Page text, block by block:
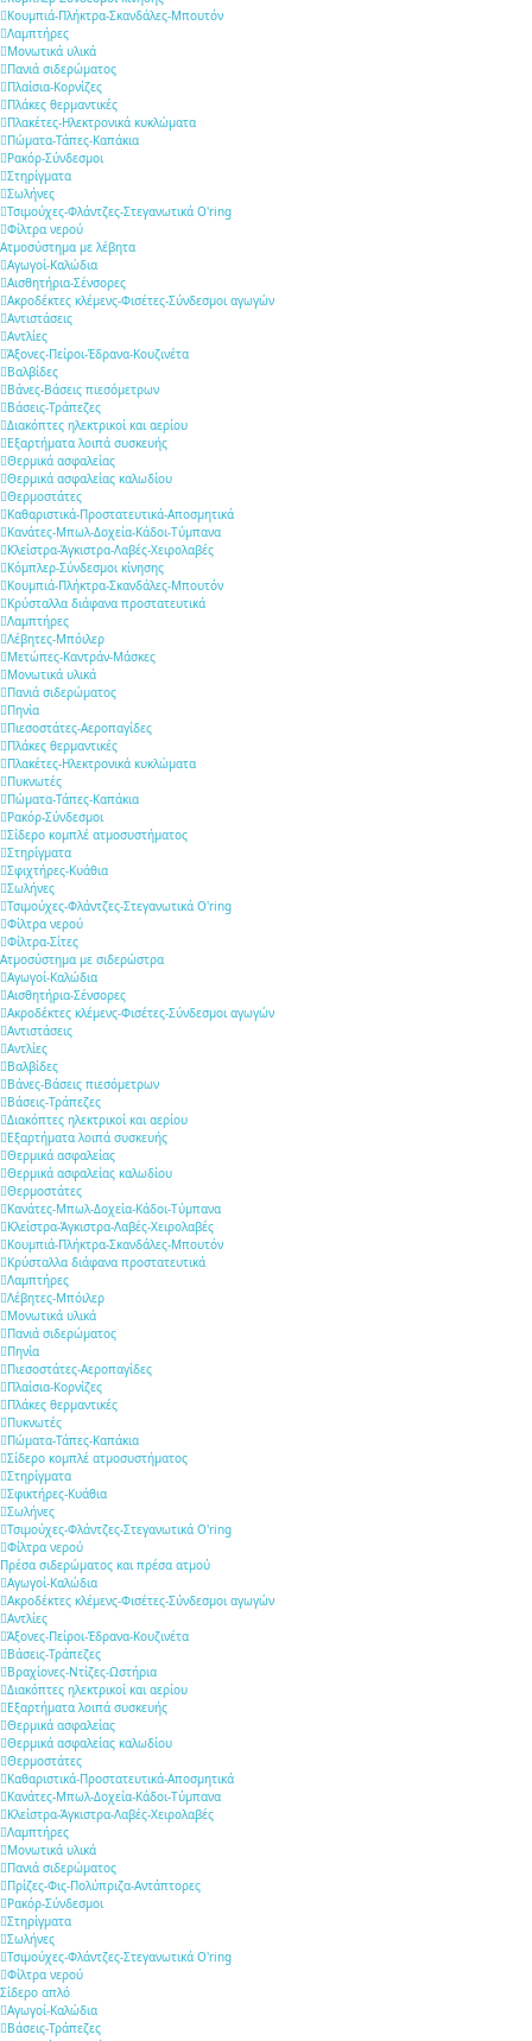
Κουμπιά-Πλήκτρα-Σκανδάλες-Μπουτόν
Λαμπτήρες
Μονωτικά υλικά
Πανιά σιδερώματος
Πλαίσια-Κορνίζες
Πλάκες θερμαντικές
Πλακέτες-Ηλεκτρονικά κυκλώματα
Πώματα-Τάπες-Καπάκια
Ρακόρ-Σύνδεσμοι
Στηρίγματα
Σωλήνες
Τσιμούχες-Φλάντζες-Στεγανωτικά O'ring
Φίλτρα νερού
Ατμοσύστημα με λέβητα
Αγωγοί-Καλώδια
Αισθητήρια-Σένσορες
Ακροδέκτες κλέμενς-Φισέτες-Σύνδεσμοι αγωγών
Αντιστάσεις
Αντλίες
Άξονες-Πείροι-Έδρανα-Κουζινέτα
Βαλβίδες
Βάνες-Βάσεις πιεσόμετρων
Βάσεις-Τράπεζες
Διακόπτες ηλεκτρικοί και αερίου
Εξαρτήματα λοιπά συσκευής
Θερμικά ασφαλείας
Θερμικά ασφαλείας καλωδίου
Θερμοστάτες
Καθαριστικά-Προστατευτικά-Αποσμητικά
Κανάτες-Μπωλ-Δοχεία-Κάδοι-Τύμπανα
Κλείστρα-Άγκιστρα-Λαβές-Χειρολαβές
Κόμπλερ-Σύνδεσμοι κίνησης
Κουμπιά-Πλήκτρα-Σκανδάλες-Μπουτόν
Κρύσταλλα διάφανα προστατευτικά
Λαμπτήρες
Λέβητες-Μπόιλερ
Μετώπες-Καντράν-Μάσκες
Μονωτικά υλικά
Πανιά σιδερώματος
Πηνία
Πιεσοστάτες-Αεροπαγίδες
Πλάκες θερμαντικές
Πλακέτες-Ηλεκτρονικά κυκλώματα
Πυκνωτές
Πώματα-Τάπες-Καπάκια
Ρακόρ-Σύνδεσμοι
Σίδερο κομπλέ ατμοσυστήματος
Στηρίγματα
Σφιχτήρες-Κυάθια
Σωλήνες
Τσιμούχες-Φλάντζες-Στεγανωτικά O'ring
Φίλτρα νερού
Φίλτρα-Σίτες
Ατμοσύστημα με σιδερώστρα
Αγωγοί-Καλώδια
Αισθητήρια-Σένσορες
Ακροδέκτες κλέμενς-Φισέτες-Σύνδεσμοι αγωγών
Αντιστάσεις
Αντλίες
Βαλβίδες
Βάνες-Βάσεις πιεσόμετρων
Βάσεις-Τράπεζες
Διακόπτες ηλεκτρικοί και αερίου
Εξαρτήματα λοιπά συσκευής
Θερμικά ασφαλείας
Θερμικά ασφαλείας καλωδίου
Θερμοστάτες
Κανάτες-Μπωλ-Δοχεία-Κάδοι-Τύμπανα
Κλείστρα-Άγκιστρα-Λαβές-Χειρολαβές
Κουμπιά-Πλήκτρα-Σκανδάλες-Μπουτόν
Κρύσταλλα διάφανα προστατευτικά
Λαμπτήρες
Λέβητες-Μπόιλερ
Μονωτικά υλικά
Πανιά σιδερώματος
Πηνία
Πιεσοστάτες-Αεροπαγίδες
Πλαίσια-Κορνίζες
Πλάκες θερμαντικές
Πυκνωτές
Πώματα-Τάπες-Καπάκια
Σίδερο κομπλέ ατμοσυστήματος
Στηρίγματα
Σφικτήρες-Κυάθια
Σωλήνες
Τσιμούχες-Φλάντζες-Στεγανωτικά O'ring
Φίλτρα νερού
Πρέσα σιδερώματος και πρέσα ατμού
Αγωγοί-Καλώδια
Ακροδέκτες κλέμενς-Φισέτες-Σύνδεσμοι αγωγών
Αντλίες
Άξονες-Πείροι-Έδρανα-Κουζινέτα
Βάσεις-Τράπεζες
Βραχίονες-Ντίζες-Ωστήρια
Διακόπτες ηλεκτρικοί και αερίου
Εξαρτήματα λοιπά συσκευής
Θερμικά ασφαλείας
Θερμικά ασφαλείας καλωδίου
Θερμοστάτες
Καθαριστικά-Προστατευτικά-Αποσμητικά
Κανάτες-Μπωλ-Δοχεία-Κάδοι-Τύμπανα
Κλείστρα-Άγκιστρα-Λαβές-Χειρολαβές
Λαμπτήρες
Μονωτικά υλικά
Πανιά σιδερώματος
Πρίζες-Φις-Πολύπριζα-Αντάπτορες
Ρακόρ-Σύνδεσμοι
Στηρίγματα
Σωλήνες
Τσιμούχες-Φλάντζες-Στεγανωτικά O'ring
Φίλτρα νερού
Σίδερο απλό
Αγωγοί-Καλώδια
Βάσεις-Τράπεζες